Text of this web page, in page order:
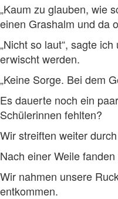
„Kaum zu glauben, wie
einen Grashalm und da
„Nicht so laut“, sagte
erwischt werden.
„Keine Sorge. Bei dem
Es dauerte noch ein
Schülerinnen fehlten?
Wir streiften weiter
Nach einer Weile
Wir nahmen unsere
entkommen.